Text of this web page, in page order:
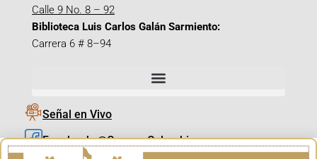
Calle 9 No. 8 – 92
Biblioteca Luis Carlos Galán Sarmiento:
Carrera 6 # 8–94
Señal en Vivo
Facebook_@CamaraColombia